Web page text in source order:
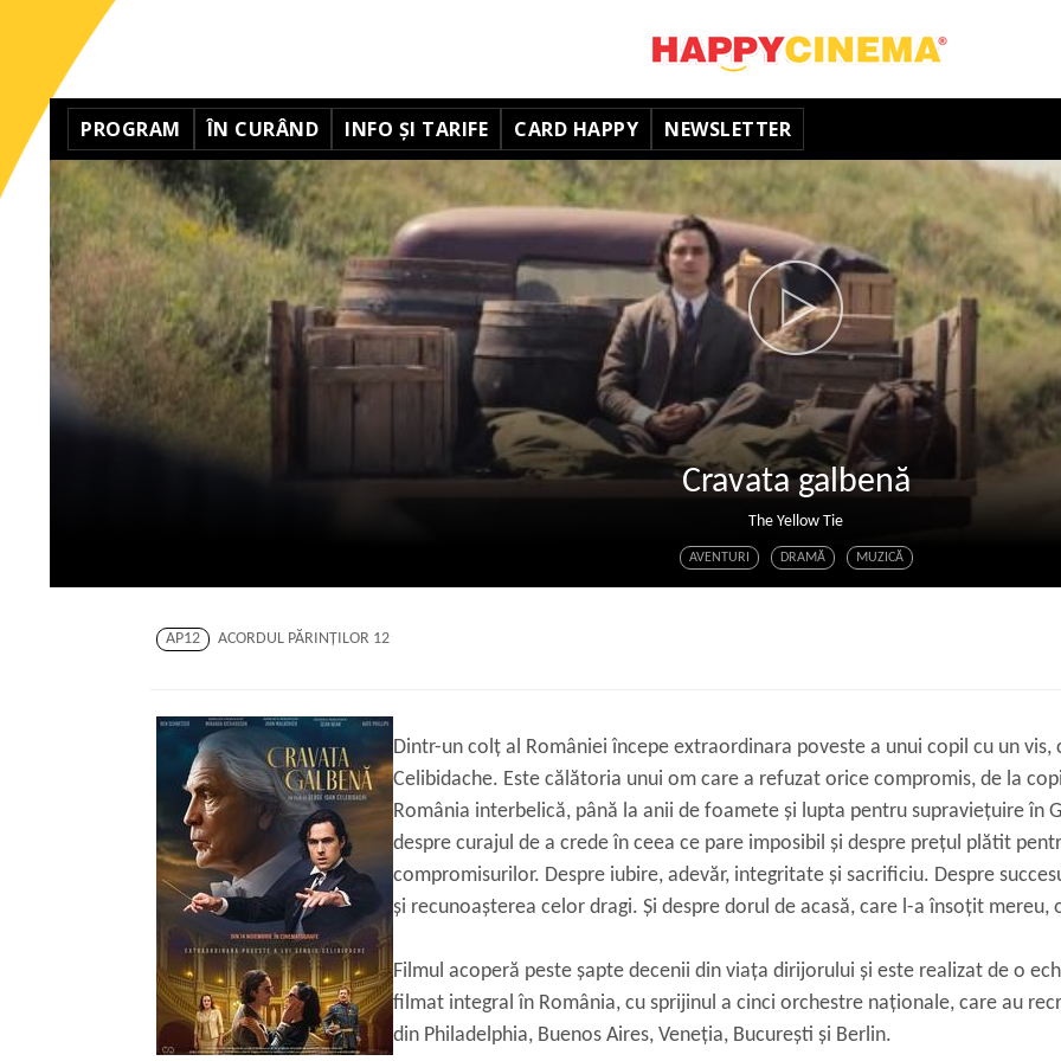
PROGRAM ÎN CURÂND INFO ȘI TARIFE CARD HAPPY NEWSLETTER
Cravata galbenă
The Yellow Tie
AVENTURI DRAMĂ MUZICĂ
AP12 ACORDUL PĂRINŢILOR 12
Dintr-un colț al României începe extraordinara poveste a unui copil cu un vis,
Celibidache. Este călătoria unui om care a refuzat orice compromis, de la
România interbelică, până la anii de foamete și lupta pentru supraviețuire în
despre curajul de a crede în ceea ce pare imposibil și despre prețul plătit
compromisurilor. Despre iubire, adevăr, integritate și sacrificiu. Despre
și recunoașterea celor dragi. Și despre dorul de acasă, care l-a însoțit
Filmul acoperă peste șapte decenii din viața dirijorului și este realizat de o
filmat integral în România, cu sprijinul a cinci orchestre naționale, care au
din Philadelphia, Buenos Aires, Veneția, București și Berlin.